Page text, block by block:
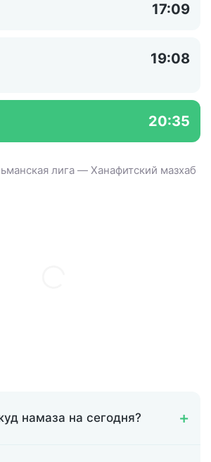
17:09
19:08
20:35
лига — Ханафитский мазхаб
намаза на сегодня?